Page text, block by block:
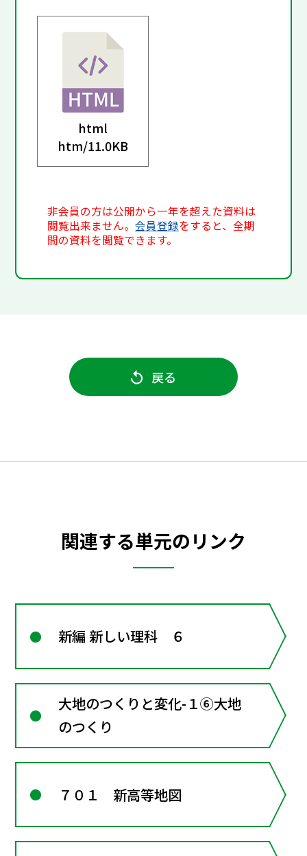
html
htm/11.0KB
非会員の方は公開から一年を超えた資料は
閲覧出来ません。会員登録をすると、全期
間の資料を閲覧できます。
戻る
関連する単元のリンク
新編 新しい理科 ６
大地のつくりと変化-１⑥大地
のつくり
７０１ 新高等地図